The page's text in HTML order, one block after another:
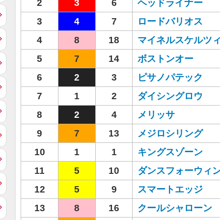
2 3 6
ヘッドライナー
3
4 7
ロードバリオス
4
8 18
マイネルスケルツ
5
7 14
ボストンオー
6
2 3
ピサノパテック
7
1 2
ダイシングロウ
8
2 4
メリッサ
9
7 13
メジロシリング
10
1 1
キングスゾーン
11
5 10
ダンスフォーウィ
12
5 9
スマートエッジ
13
8 16 クールシャローン